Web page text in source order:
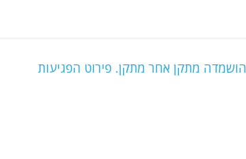
מתקן אחר מתקן. פירוט הפגיעות